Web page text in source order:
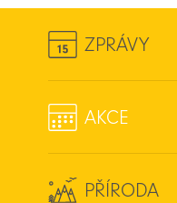
ZPRÁVY
AKCE
PŘÍRODA